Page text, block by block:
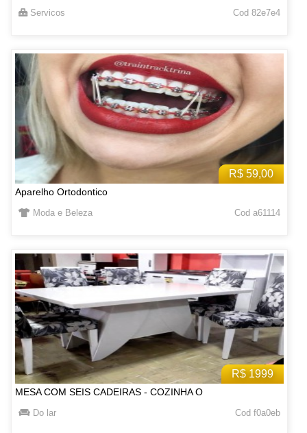
Servicos Cod 82e7e4
R$ 59,00
Aparelho Ortodontico
Moda e Beleza Cod a61114
R$ 1999
MESA COM SEIS CADEIRAS - COZINHA O
Do lar Cod f0a0eb